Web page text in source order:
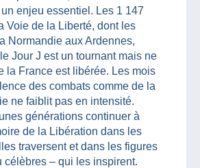
un enjeu essentiel. Les 1 147
Voie de la Liberté, dont les
Normandie aux Ardennes,
Jour J est un tournant mais ne
la France est libérée. Les mois
des combats comme de la
ne faiblit pas en intensité.
générations continuer à
de la Libération dans les
traversent et dans les figures
célèbres – qui les inspirent.